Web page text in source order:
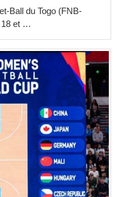
Ball du Togo (FNB-
18 et …